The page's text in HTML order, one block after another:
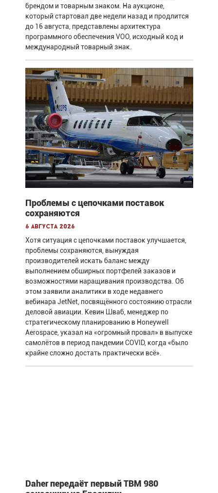
брендом и товарным знаком. На аукционе,
который стартовал две недели назад и продлится
до 16 августа, представлены архитектура
программного обеспечения VOO, исходный код и
международный товарный знак.
Проблемы с цепочками поставок
сохраняются
6 августа 2026
Хотя ситуация с цепочками поставок улучшается,
проблемы сохраняются, вынуждая
производителей искать баланс между
выполнением обширных портфелей заказов и
возможностями наращивания производства. Об
этом заявили аналитики в ходе недавнего
вебинара JetNet, посвящённого состоянию отрасли
деловой авиации. Кевин Шваб, менеджер по
стратегическому планированию в Honeywell
Aerospace, указал на «огромный провал» в выпуске
самолётов в период пандемии COVID, когда «было
крайне сложно достать практически всё».
Daher передаёт первый TBM 980